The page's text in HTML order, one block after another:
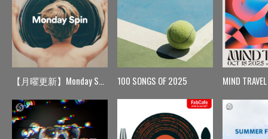
【月曜更新】Monday Spin 100 SONGS OF 2025 MIND TRAVEL